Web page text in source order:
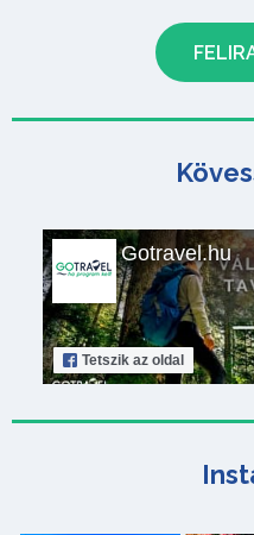
Gotravel.hu
Tetszik az oldal